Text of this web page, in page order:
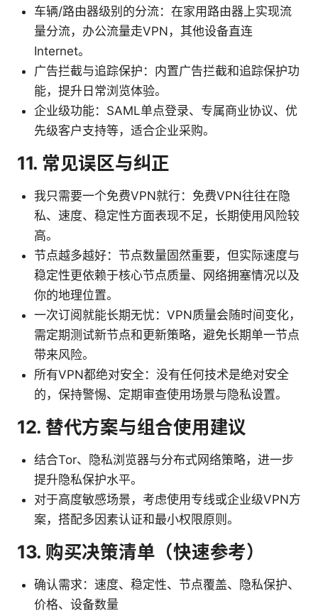
车辆/路由器级别的分流：在家用路由器上实现流
量分流，办公流量走VPN，其他设备直连
Internet。
广告拦截与追踪保护：内置广告拦截和追踪保护功
能，提升日常浏览体验。
企业级功能：SAML单点登录、专属商业协议、优
先级客户支持等，适合企业采购。
11. 常见误区与纠正
我只需要一个免费VPN就行：免费VPN往往在隐
私、速度、稳定性方面表现不足，长期使用风险较
高。
节点越多越好：节点数量固然重要，但实际速度与
稳定性更依赖于核心节点质量、网络拥塞情况以及
你的地理位置。
一次订阅就能长期无忧：VPN质量会随时间变化，
需定期测试新节点和更新策略，避免长期单一节点
带来风险。
所有VPN都绝对安全：没有任何技术是绝对安全
的，保持警惕、定期审查使用场景与隐私设置。
12. 替代方案与组合使用建议
结合Tor、隐私浏览器与分布式网络策略，进一步
提升隐私保护水平。
对于高度敏感场景，考虑使用专线或企业级VPN方
案，搭配多因素认证和最小权限原则。
13. 购买决策清单（快速参考）
确认需求：速度、稳定性、节点覆盖、隐私保护、
价格、设备数量